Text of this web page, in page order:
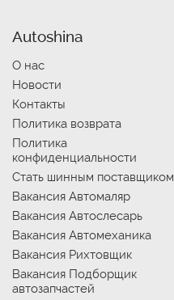
Autoshina
О нас
Новости
Контакты
Политика возврата
Политика
конфиденциальности
Стать шинным поставщиком
Вакансия Автомаляр
Вакансия Автослесарь
Вакансия Автомеханика
Вакансия Рихтовщик
Вакансия Подборщик
автозапчастей